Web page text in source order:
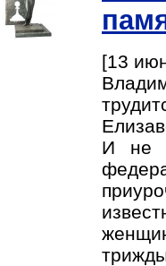
[13
И не